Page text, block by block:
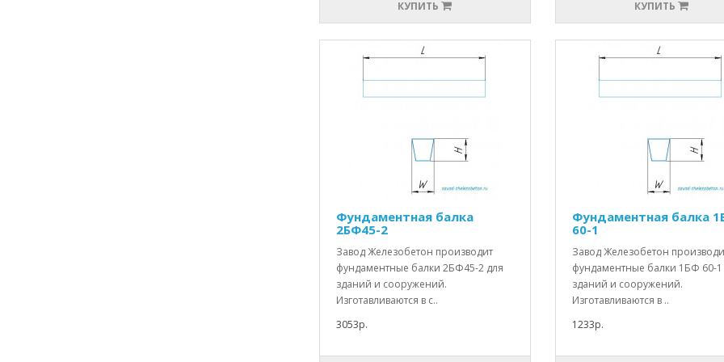
КУПИТЬ КУПИТЬ
Фундаментная балка
2БФ45-2
Завод Железобетон производит
фундаментные балки 2БФ45-2 для
зданий и сооружений.
Изготавливаются в с..
3053р.
Фундаментная балка
60-1
Завод Железобетон
фундаментные балки 1БФ 60-1
зданий и сооружений.
Изготавливаются в ..
1233р.